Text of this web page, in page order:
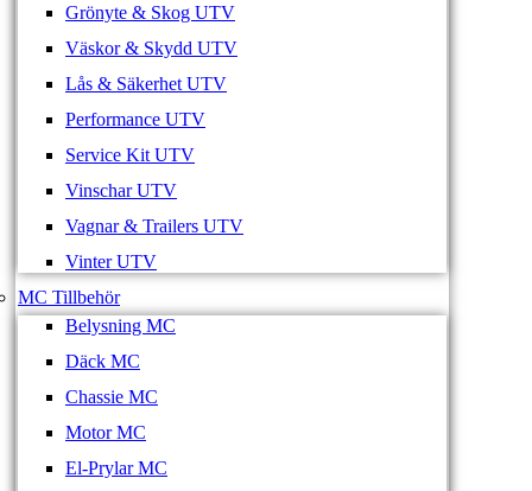
Grönyte & Skog UTV
Väskor & Skydd UTV
Lås & Säkerhet UTV
Performance UTV
Service Kit UTV
Vinschar UTV
Vagnar & Trailers UTV
Vinter UTV
MC Tillbehör
Belysning MC
Däck MC
Chassie MC
Motor MC
El-Prylar MC